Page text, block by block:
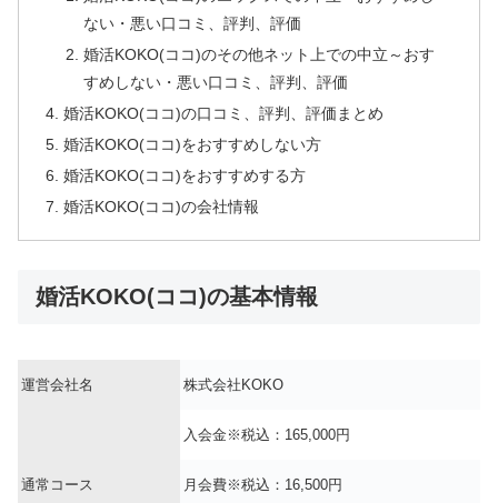
ない・悪い口コミ、評判、評価
婚活KOKO(ココ)のその他ネット上での中立～おす
すめしない・悪い口コミ、評判、評価
婚活KOKO(ココ)の口コミ、評判、評価まとめ
婚活KOKO(ココ)をおすすめしない方
婚活KOKO(ココ)をおすすめする方
婚活KOKO(ココ)の会社情報
婚活KOKO(ココ)の基本情報
運営会社名 株式会社KOKO
通常コース
入会金※税込：165,000円
月会費※税込：16,500円